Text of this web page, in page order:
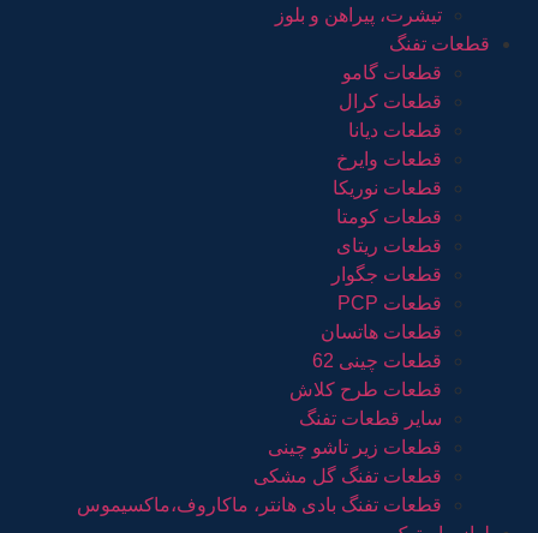
تیشرت، پیراهن و بلوز
قطعات تفنگ
قطعات گامو
قطعات کرال
قطعات دیانا
قطعات وایرخ
قطعات نوریکا
قطعات کومتا
قطعات ریتای
قطعات جگوار
قطعات PCP
قطعات هاتسان
قطعات چینی 62
قطعات طرح کلاش
سایر قطعات تفنگ
قطعات زیر تاشو چینی
قطعات تفنگ گل مشکی
قطعات تفنگ بادی هانتر، ماکاروف،ماکسیموس